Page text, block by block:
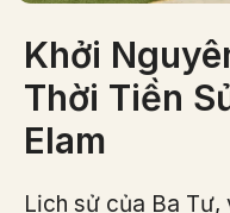
Khởi
Thời Tiền
Elam
Lịch sử của Ba Tư,